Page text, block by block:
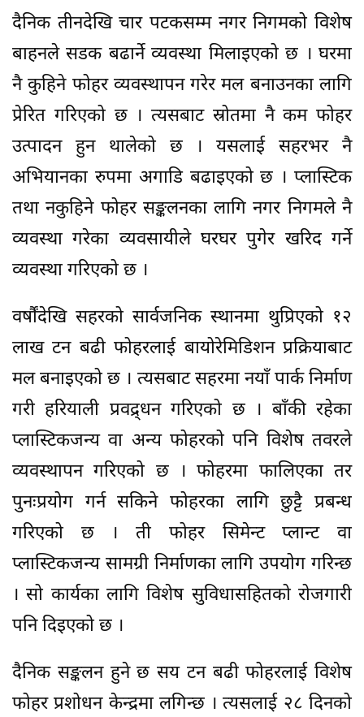
दैनिक तीनदेखि चार पटकसम्म नगर निगमको विशेष
बाहनले सडक बढार्ने व्यवस्था मिलाइएको छ । घरमा
नै कुहिने फोहर व्यवस्थापन गरेर मल बनाउनका लागि
प्रेरित गरिएको छ । त्यसबाट स्रोतमा नै कम फोहर
उत्पादन हुन थालेको छ । यसलाई सहरभर नै
अभियानका रुपमा अगाडि बढाइएको छ । प्लास्टिक
तथा नकुहिने फोहर सङ्कलनका लागि नगर निगमले नै
व्यवस्था गरेका व्यवसायीले घरघर पुगेर खरिद गर्ने
व्यवस्था गरिएको छ ।
वर्षौंदेखि सहरको सार्वजनिक स्थानमा थुप्रिएको १२
लाख टन बढी फोहरलाई बायोरेमिडिशन प्रक्रियाबाट
मल बनाइएको छ । त्यसबाट सहरमा नयाँ पार्क निर्माण
गरी हरियाली प्रवद्र्धन गरिएको छ । बाँकी रहेका
प्लास्टिकजन्य वा अन्य फोहरको पनि विशेष तवरले
व्यवस्थापन गरिएको छ । फोहरमा फालिएका तर
पुनःप्रयोग गर्न सकिने फोहरका लागि छुट्टै प्रबन्ध
गरिएको छ । ती फोहर सिमेन्ट प्लान्ट वा
प्लास्टिकजन्य सामग्री निर्माणका लागि उपयोग गरिन्छ
। सो कार्यका लागि विशेष सुविधासहितको रोजगारी
पनि दिइएको छ ।
दैनिक सङ्कलन हुने छ सय टन बढी फोहरलाई विशेष
फोहर प्रशोधन केन्द्रमा लगिन्छ । त्यसलाई २८ दिनको